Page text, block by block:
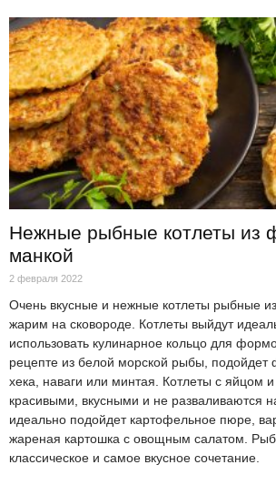
Нежные рыбные котлеты из
манкой
2 февраля 2022
Очень вкусные и нежные котлеты рыбные
жарим на сковороде. Котлеты выйдут
использовать кулинарное кольцо для
рецепте из белой морской рыбы, подойдет
хека, наваги или минтая. Котлеты с яйцом
красивыми, вкусными и не разваливаются
идеально подойдет картофельное пюре,
жареная картошка с овощным салатом.
классическое и самое вкусное сочетание.